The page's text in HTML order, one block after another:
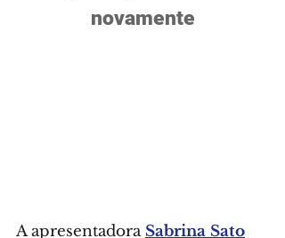
novamente
A apresentadora Sabrina Sato